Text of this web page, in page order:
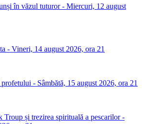
în văzul tuturor - Miercuri, 12 august
- Vineri, 14 august 2026, ora 21
- Sâmbătă, 15 august 2026, ora 21
și trezirea spirituală a pescarilor -